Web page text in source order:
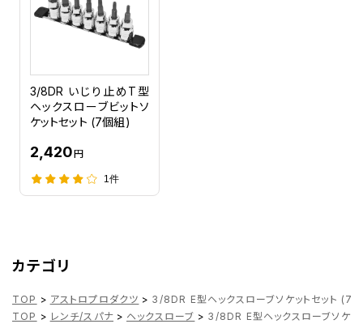
3/8DR いじり止めT型
ヘックスローブビットソ
ケットセット (7個組)
2,420円
1件
カテゴリ
TOP > アストロプロダクツ > 3/8DR E型ヘックスローブソケットセット (7
TOP > レンチ/スパナ > ヘックスローブ > 3/8DR E型ヘックスローブソケッ